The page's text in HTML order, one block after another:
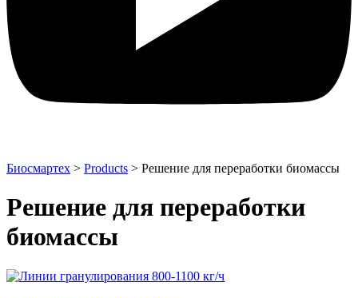
Биосмартех > Products > Решение для переработки биомассы
Решение для переработки
биомассы